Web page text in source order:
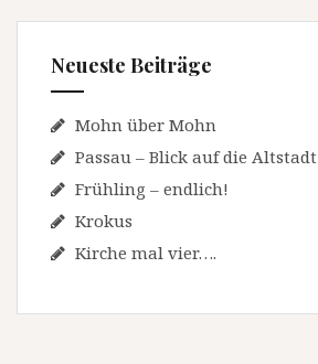
Neueste Beiträge
Mohn über Mohn
Passau – Blick auf die Altstadt
Frühling – endlich!
Krokus
Kirche mal vier….